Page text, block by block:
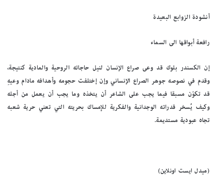
أنشودة الزوابع البعيدة
رافعة أبواقها الى السماء
إن الكسندر بلوك قد وعى صراع الإنسان لنيل حاجاته الروحية والمادية كنتيجة،
وقدم في نصوصه جوهر الصراع الإنساني وإن إختلفت حجومه وأهدافه مادام وعيهِ
قد تكوّن مسبقا فيما يجب على الشاعر أن يتخذه وما يجب أن يعمل من أجله
وكيف يُسخر قدراته الوجدانية والفكرية للإمساك بحريته التي تعني حرية شعبه
تجاه عبودية مستديمة.
(ميدل ايست اونلاين)